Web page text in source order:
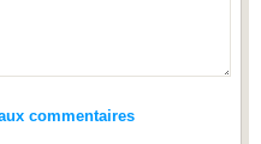
commentaires